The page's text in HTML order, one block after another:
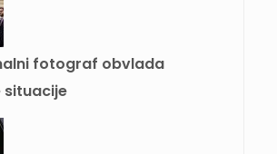
fotograf obvlada
situacije